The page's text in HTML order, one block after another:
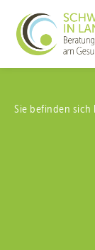
Sie befinden sich